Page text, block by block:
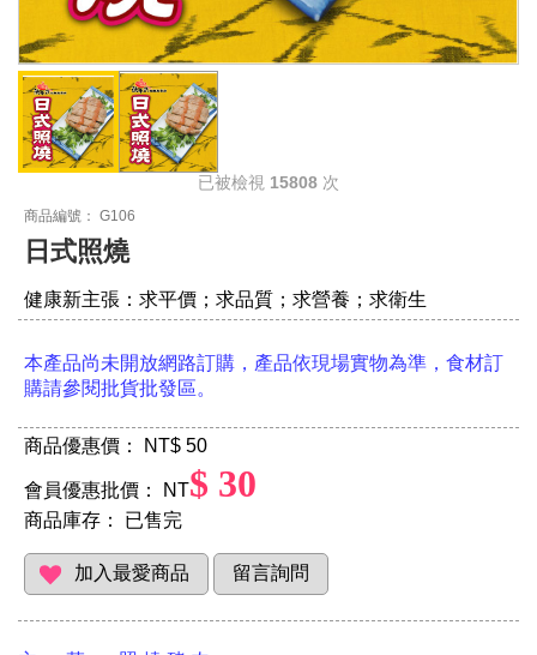
已被檢視 15808 次
商品編號： G106
日式照燒
健康新主張：求平價；求品質；求營養；求衛生
本產品尚未開放網路訂購，產品依現場實物為準，食材訂
購請參閱批貨批發區。
商品優惠價： NT$ 50
會員優惠批價： NT$ 30
商品庫存： 已售完